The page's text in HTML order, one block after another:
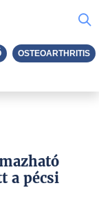
a pécsi
OSTEOARTHRITIS